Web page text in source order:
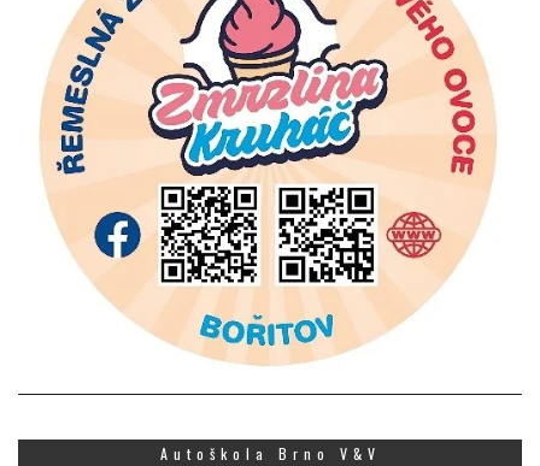
Autoškola Brno V&V